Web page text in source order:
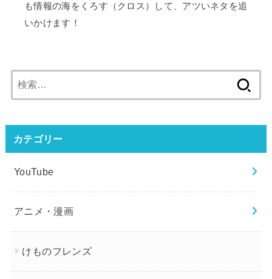
も情報の海をくろす（クロス）して、アツいネタを追
いかけます！
索:
カテゴリー
YouTube
アニメ・漫画
けものフレンズ